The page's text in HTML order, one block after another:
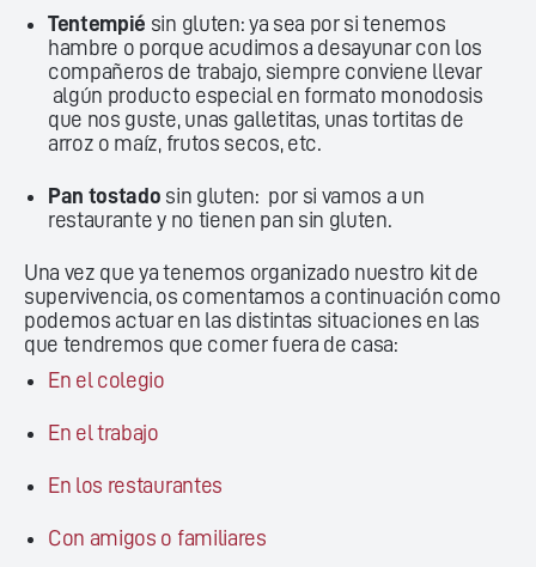
Tentempié sin gluten: ya sea por si tenemos
hambre o porque acudimos a desayunar con los
compañeros de trabajo, siempre conviene llevar
algún producto especial en formato monodosis
que nos guste, unas galletitas, unas tortitas de
arroz o maíz, frutos secos, etc.
Pan tostado sin gluten: por si vamos a un
restaurante y no tienen pan sin gluten.
Una vez que ya tenemos organizado nuestro kit de
supervivencia, os comentamos a continuación como
podemos actuar en las distintas situaciones en las
que tendremos que comer fuera de casa:
En el colegio
En el trabajo
En los restaurantes
Con amigos o familiares